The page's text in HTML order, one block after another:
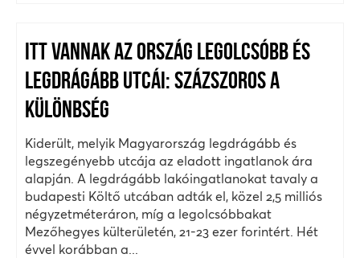
ITT VANNAK AZ ORSZÁG LEGOLCSÓBB ÉS
LEGDRÁGÁBB UTCÁI: SZÁZSZOROS A
KÜLÖNBSÉG
Kiderült, melyik Magyarország legdrágább és
legszegényebb utcája az eladott ingatlanok ára
alapján. A legdrágább lakóingatlanokat tavaly a
budapesti Költő utcában adták el, közel 2,5 milliós
négyzetméteráron, míg a legolcsóbbakat
Mezőhegyes külterületén, 21-23 ezer forintért. Hét
évvel korábban a...